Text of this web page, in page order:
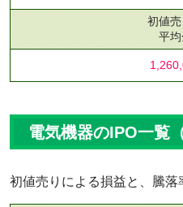
初値
平
電気機器のIPO一覧
初値売りによる損益と、騰落